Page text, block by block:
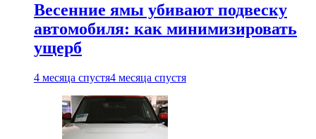
Весенние ямы убивают подвеску
автомобиля: как минимизировать
ущерб
4 месяца спустя4 месяца спустя